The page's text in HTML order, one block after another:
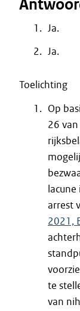
Ja.
Ja.
Toelichting
Op
26
arrest
2021,
te
van